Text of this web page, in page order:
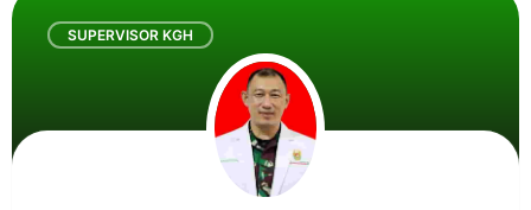
SUPERVISOR KGH